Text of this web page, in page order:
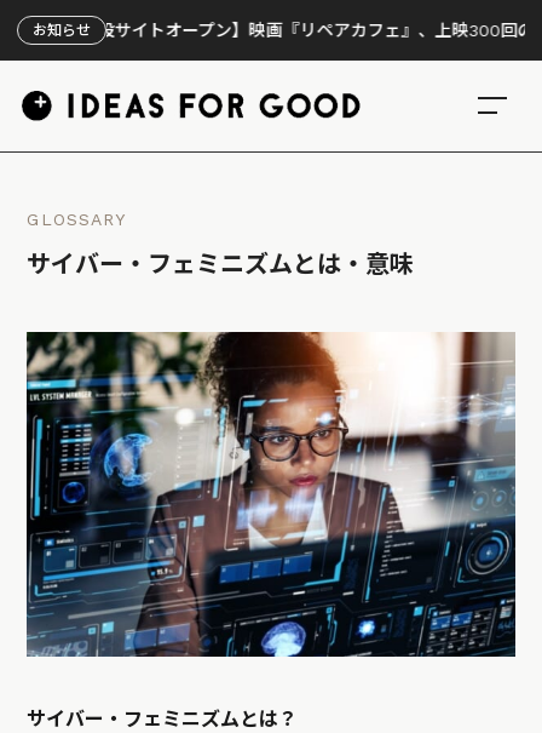
お知らせ
設サイトオープン】映画『リペアカフェ』、上映300回の先で見えて
GLOSSARY
サイバー・フェミニズムとは・意味
サイバー・フェミニズムとは？